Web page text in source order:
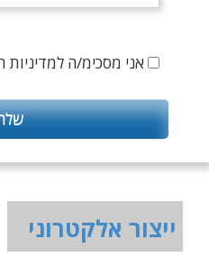
אני מסכימ/ה למדיניות
ייצור אלקטרוני